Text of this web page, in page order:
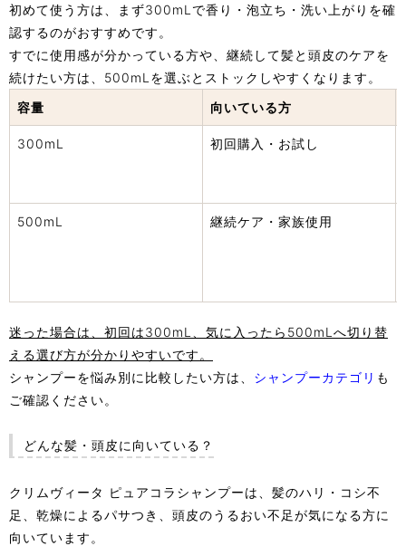
初めて使う方は、まず300mLで香り・泡立ち・洗い上がりを確
認するのがおすすめです。
すでに使用感が分かっている方や、継続して髪と頭皮のケアを
続けたい方は、500mLを選ぶとストックしやすくなります。
容量
向いている方
300mL 初回購入・お試し
500mL 継続ケア・家族使用
迷った場合は、初回は300mL、気に入ったら500mLへ切り替
える選び方が分かりやすいです。
シャンプーを悩み別に比較したい方は、 シャンプーカテゴリ も
ご確認ください。
どんな髪・頭皮に向いている？
クリムヴィータ ピュアコラシャンプーは、髪のハリ・コシ不
足、乾燥によるパサつき、頭皮のうるおい不足が気になる方に
向いています。